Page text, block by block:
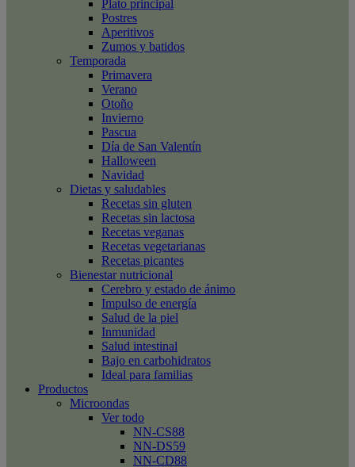
Plato principal
Postres
Aperitivos
Zumos y batidos
Temporada
Primavera
Verano
Otoño
Invierno
Pascua
Día de San Valentín
Halloween
Navidad
Dietas y saludables
Recetas sin gluten
Recetas sin lactosa
Recetas veganas
Recetas vegetarianas
Recetas picantes
Bienestar nutricional
Cerebro y estado de ánimo
Impulso de energía
Salud de la piel
Inmunidad
Salud intestinal
Bajo en carbohidratos
Ideal para familias
Productos
Microondas
Ver todo
NN-CS88
NN-DS59
NN-CD88